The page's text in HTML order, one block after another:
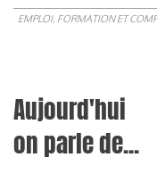
EMPLOI, FORMATION ET
Aujourd'hui
on parle de...